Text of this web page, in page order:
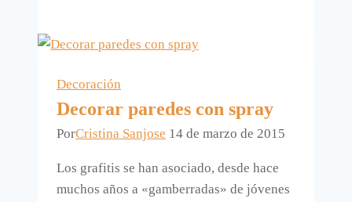
Decoración
Decorar paredes con spray
PorCristina Sanjose 14 de marzo de 2015
Los grafitis se han asociado, desde hace
muchos años a «gamberradas» de jóvenes